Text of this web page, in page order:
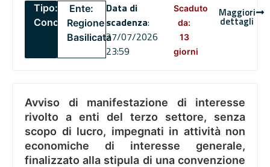
Tipo:
Concorsi
Ente:
Regione
Basilicata
Data di
scadenza:
27/07/2026
23:59
Scaduto
da:
13
giorni
Maggiori
dettagli
Avviso di manifestazione di interesse
rivolto a enti del terzo settore, senza
scopo di lucro, impegnati in attività non
economiche di interesse generale,
finalizzato alla stipula di una convenzione